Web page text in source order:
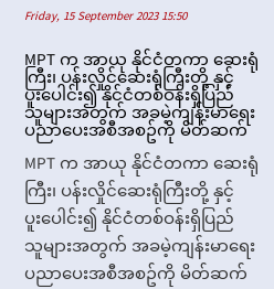
Friday, 15 September 2023 15:50
MPT က အာယု နိုင်ငံတကာ ဆေးရုံ
ကြီး၊ ပန်းလှိုင်ဆေးရုံကြီးတို့ နှင့်
ပူးပေါင်း၍ နိုင်ငံတစ်ဝန်းရှိပြည်
သူများအတွက် အခမဲ့ကျန်းမာရေး
ပညာပေးအစီအစဥ်ကို မိတ်ဆက်
MPT က အာယု နိုင်ငံတကာ ဆေးရုံ
ကြီး၊ ပန်းလှိုင်ဆေးရုံကြီးတို့ နှင့်
ပူးပေါင်း၍ နိုင်ငံတစ်ဝန်းရှိပြည်
သူများအတွက် အခမဲ့ကျန်းမာရေး
ပညာပေးအစီအစဥ်ကို မိတ်ဆက်